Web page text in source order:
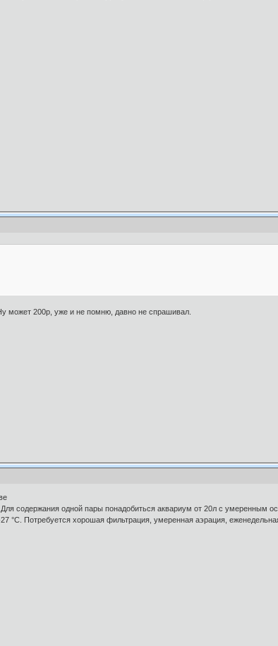
может 200р, уже и не помню, давно не спрашивал.
содержания одной пары понадобиться аквариум от 20л с умеренным
°С. Потребуется хорошая фильтрация, умеренная аэрация,